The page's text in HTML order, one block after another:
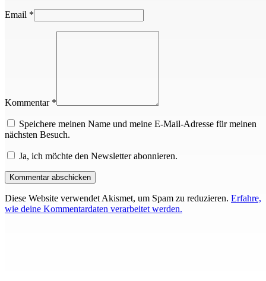
Email *
Kommentar *
Speichere meinen Name und meine E-Mail-Adresse für meinen
nächsten Besuch.
Ja, ich möchte den Newsletter abonnieren.
Diese Website verwendet Akismet, um Spam zu reduzieren. Erfahre,
wie deine Kommentardaten verarbeitet werden.